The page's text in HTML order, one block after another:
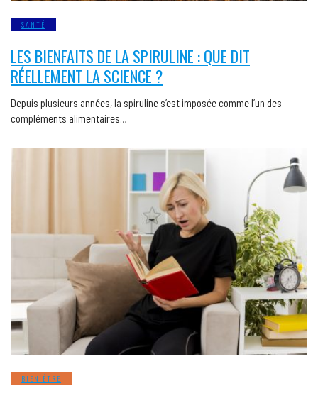
SANTÉ
LES BIENFAITS DE LA SPIRULINE : QUE DIT
RÉELLEMENT LA SCIENCE ?
Depuis plusieurs années, la spiruline s’est imposée comme l’un des
compléments alimentaires…
BIEN ÊTRE